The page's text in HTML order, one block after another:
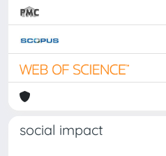
social impact